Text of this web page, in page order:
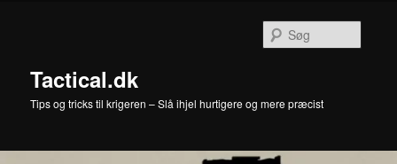
Tactical.dk
Tips og tricks til krigeren – Slå ihjel hurtigere og mere præcist